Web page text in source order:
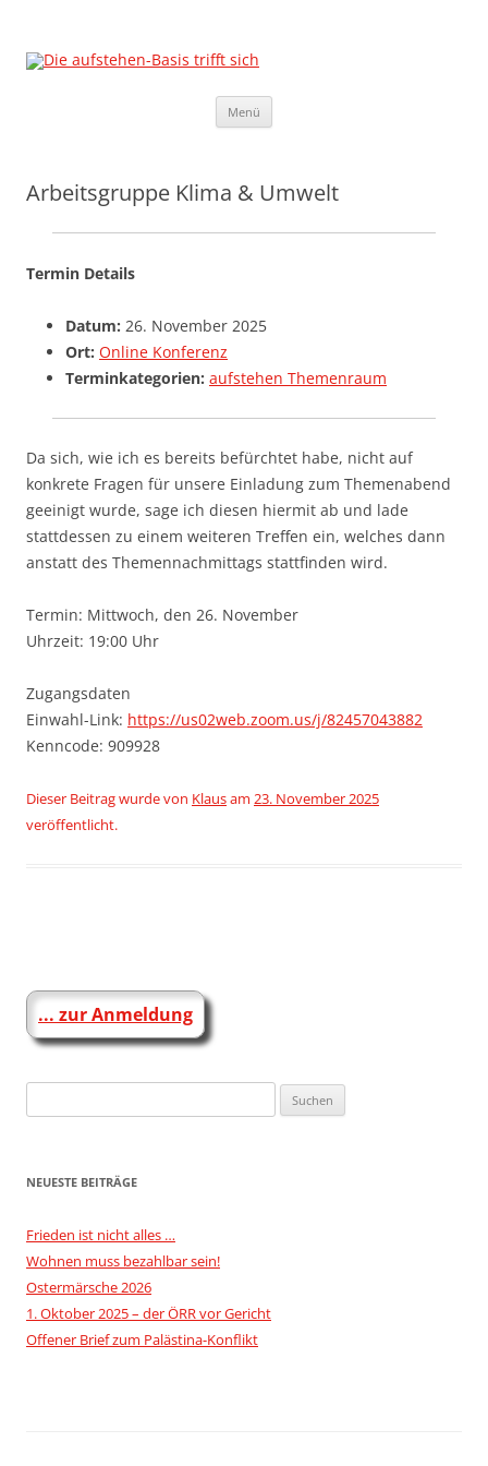
Menü
Arbeitsgruppe Klima & Umwelt
Termin Details
Datum: 26. November 2025
Ort: Online Konferenz
Terminkategorien: aufstehen Themenraum
Da sich, wie ich es bereits befürchtet habe, nicht auf
konkrete Fragen für unsere Einladung zum Themenabend
geeinigt wurde, sage ich diesen hiermit ab und lade
stattdessen zu einem weiteren Treffen ein, welches dann
anstatt des Themennachmittags stattfinden wird.
Termin: Mittwoch, den 26. November
Uhrzeit: 19:00 Uhr
Zugangsdaten
Einwahl-Link: https://us02web.zoom.us/j/82457043882
Kenncode: 909928
Dieser Beitrag wurdevon Klausam 23. November 2025
veröffentlicht.
... zur Anmeldung
nach:
NEUESTE BEITRÄGE
Frieden ist nicht alles …
Wohnen muss bezahlbar sein!
Ostermärsche 2026
1. Oktober 2025 – der ÖRR vor Gericht
Offener Brief zum Palästina-Konflikt